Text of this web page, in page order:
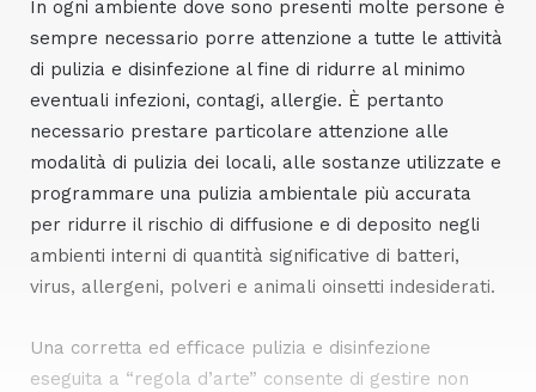
In ogni ambiente dove sono presenti molte persone è
sempre necessario porre attenzione a tutte le attività
di pulizia e disinfezione al fine di ridurre al minimo
eventuali infezioni, contagi, allergie. È pertanto
necessario prestare particolare attenzione alle
modalità di pulizia dei locali, alle sostanze utilizzate e
programmare una pulizia ambientale più accurata
per ridurre il rischio di diffusione e di deposito negli
ambienti interni di quantità significative di batteri,
virus, allergeni, polveri e animali oinsetti indesiderati.
Una corretta ed efficace pulizia e disinfezione
eseguita a “regola d’arte” consente di gestire non